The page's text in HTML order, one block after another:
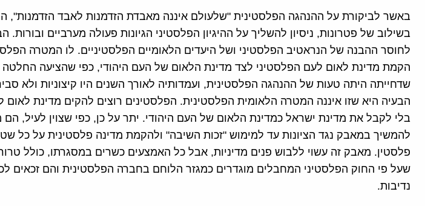
באשר לביקורת על ההנהגה הפלסטינית "שלעולם איננה מאבדת הזדמנות לאבד הזדמנות",
בשילוב של פטרונות, ניסיון להשליך על ההיגיון הפלסטיני הגיונות פעולה מערביים ובורות.
לחוסר ההבנה של הנראטיב הפלסטיני ושל היעדים הלאומיים הפלסטיניים. לו המטרה
שדחייתה היתה טעות של ההנהגה הפלסטינית, ועמדותיה לאורך השנים היו קיצוניות ולא
הבעיה היא שזו איננה המטרה הלאומית הפלסטינית. הפלסטינים רוצים להקים מדינת לאום
בלי לקבל את מדינת ישראל כמדינת הלאום של העם היהודי. יתר על כן, כפי שצוין לעיל, הם
להמשיך במאבק נגד הציונות עד למימוש "זכות השיבה" ולהקמת מדינה פלסטינית על כל
פלסטין. מאבק זה עשוי ללבוש פנים מדיניות, אבל כל האמצעים כשרים במסגרתו, כולל
שעל פי החוק הפלסטיני המחבלים מוגדרים כמגזר הלוחם בחברה הפלסטינית והם זכאים
נדיבות.